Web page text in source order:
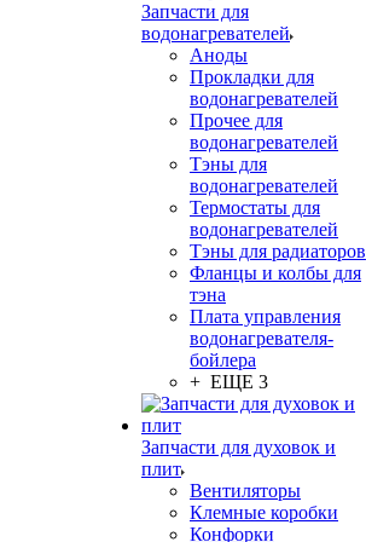
Запчасти для
водонагревателей
Аноды
Прокладки для
водонагревателей
Прочее для
водонагревателей
Тэны для
водонагревателей
Термостаты для
водонагревателей
Тэны для радиаторов
Фланцы и колбы для
тэна
Плата управления
водонагревателя-
бойлера
+ ЕЩЕ 3
Запчасти для духовок и
плит
Вентиляторы
Клемные коробки
Конфорки